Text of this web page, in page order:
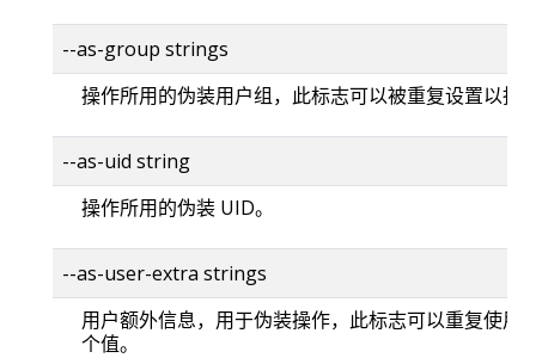
--as-group strings
操作所用的伪装用户组，此标志可以被重复设置以指
--as-uid string
操作所用的伪装 UID。
--as-user-extra strings
用户额外信息，用于伪装操作，此标志可以重复使用
个值。